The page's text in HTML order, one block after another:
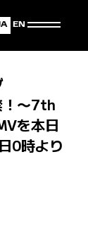
！〜7th
を本日
0時より